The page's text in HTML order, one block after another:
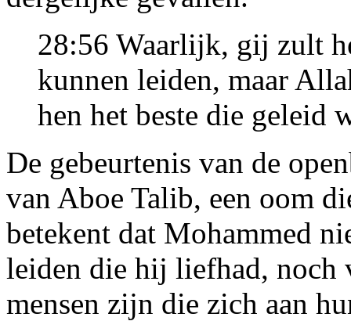
28:56 Waarlijk, gij zult
kunnen leiden, maar
hen het beste die geleid
De gebeurtenis van de
van Aboe Talib, een oom
betekent dat Mohammed
leiden die hij liefhad, noch
mensen zijn die zich aan